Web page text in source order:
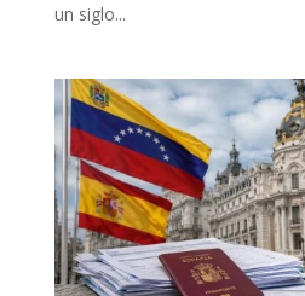
un siglo...